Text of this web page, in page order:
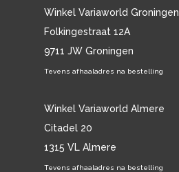
Winkel Variaworld Groningen
Folkingestraat 12A
9711 JW Groningen
Tevens afhaaladres na bestelling
Winkel Variaworld Almere
Citadel 20
1315 VL Almere
Tevens afhaaladres na bestelling